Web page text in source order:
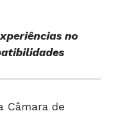
no
Câmara de